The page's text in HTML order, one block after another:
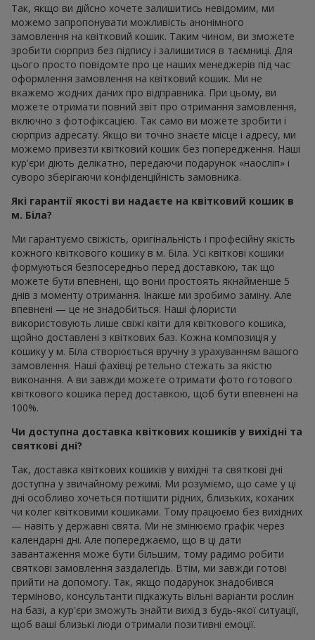
Так, якщо ви дійсно хочете залишитись невідомим, ми
можемо запропонувати можливість анонімного
замовлення на квітковий кошик. Таким чином, ви зможете
зробити сюрприз без підпису і залишитися в таємниці. Для
цього просто повідомте про це наших менеджерів під час
оформлення замовлення на квітковий кошик. Ми не
вкажемо жодних даних про відправника. При цьому, ви
можете отримати повний звіт про отримання замовлення,
включно з фотофіксацією. Так само ви можете зробити і
сюрприз адресату. Якщо ви точно знаєте місце і адресу, ми
можемо привезти квітковий кошик без попередження. Наші
кур'єри діють делікатно, передаючи подарунок «наосліп» і
суворо зберігаючи конфіденційність замовника.
Які гарантії якості ви надаєте на квітковий кошик в
м. Біла?
Ми гарантуємо свіжість, оригінальність і професійну якість
кожного квіткового кошику в м. Біла. Усі квіткові кошики
формуються безпосередньо перед доставкою, так що
можете бути впевнені, що вони простоять якнайменше 5
днів з моменту отримання. Інакше ми зробимо заміну. Але
впевнені — це не знадобиться. Наші флористи
використовують лише свіжі квіти для квіткового кошика,
щойно доставлені з квіткових баз. Кожна композиція у
кошику у м. Біла створюється вручну з урахуванням вашого
замовлення. Наші фахівці ретельно стежать за якістю
виконання. А ви завжди можете отримати фото готового
квіткового кошика перед доставкою, щоб бути впевнені на
100%.
Чи доступна доставка квіткових кошиків у вихідні та
святкові дні?
Так, доставка квіткових кошиків у вихідні та святкові дні
доступна у звичайному режимі. Ми розуміємо, що саме у ці
дні особливо хочеться потішити рідних, близьких, коханих
чи колег квітковими кошиками. Тому працюємо без вихідних
— навіть у державні свята. Ми не змінюємо графік через
календарні дні. Але попереджаємо, що в ці дати
завантаження може бути більшим, тому радимо робити
святкові замовлення заздалегідь. Втім, ми завжди готові
прийти на допомогу. Так, якщо подарунок знадобився
терміново, консультанти підкажуть вільні варіанти рослин
на базі, а кур'єри зможуть знайти вихід з будь-якої ситуації,
щоб ваші близькі люди отримали позитивні емоції.